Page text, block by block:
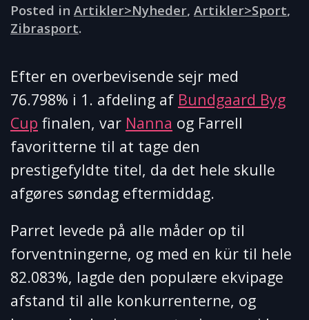
Posted in Artikler>Nyheder, Artikler>Sport,
Zibrasport.
Efter en overbevisende sejr med
76.798% i 1. afdeling af Bundgaard Byg
Cup finalen, var Nanna og Farrell
favoritterne til at tage den
prestigefyldte titel, da det hele skulle
afgøres søndag eftermiddag.
Parret levede på alle måder op til
forventningerne, og med en kür til hele
82.083%, lagde den populære ekvipage
afstand til alle konkurrenterne, og